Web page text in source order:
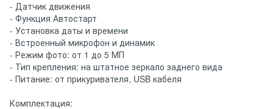
- Датчик движения
- Функция Автостарт
- Установка даты и времени
- Встроенный микрофон и динамик
- Режим фото: от 1 до 5 МП
- Тип крепления: на штатное зеркало заднего вида
- Питание: от прикуривателя, USB кабеля
Комплектация: